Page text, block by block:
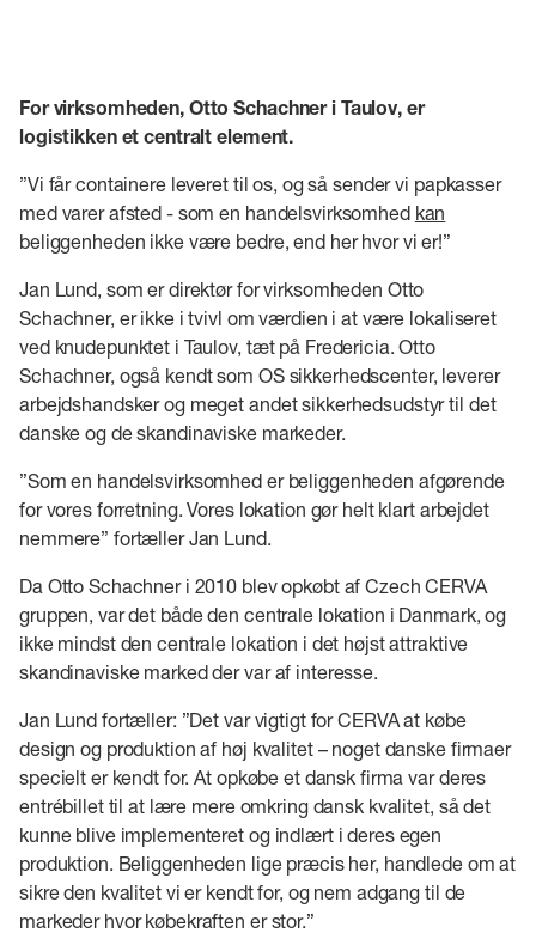
For virksomheden, Otto Schachner i Taulov, er
logistikken et centralt element.
”Vi får containere leveret til os, og så sender vi papkasser
med varer afsted - som en handelsvirksomhed kan
beliggenheden ikke være bedre, end her hvor vi er!”
Jan Lund, som er direktør for virksomheden Otto
Schachner, er ikke i tvivl om værdien i at være lokaliseret
ved knudepunktet i Taulov, tæt på Fredericia. Otto
Schachner, også kendt som OS sikkerhedscenter, leverer
arbejdshandsker og meget andet sikkerhedsudstyr til det
danske og de skandinaviske markeder.
”Som en handelsvirksomhed er beliggenheden afgørende
for vores forretning. Vores lokation gør helt klart arbejdet
nemmere” fortæller Jan Lund.
Da Otto Schachner i 2010 blev opkøbt af Czech CERVA
gruppen, var det både den centrale lokation i Danmark, og
ikke mindst den centrale lokation i det højst attraktive
skandinaviske marked der var af interesse.
Jan Lund fortæller: ”Det var vigtigt for CERVA at købe
design og produktion af høj kvalitet – noget danske firmaer
specielt er kendt for. At opkøbe et dansk firma var deres
entrébillet til at lære mere omkring dansk kvalitet, så det
kunne blive implementeret og indlært i deres egen
produktion. Beliggenheden lige præcis her, handlede om at
sikre den kvalitet vi er kendt for, og nem adgang til de
markeder hvor købekraften er stor.”